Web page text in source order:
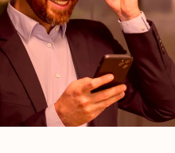
la
center
todos